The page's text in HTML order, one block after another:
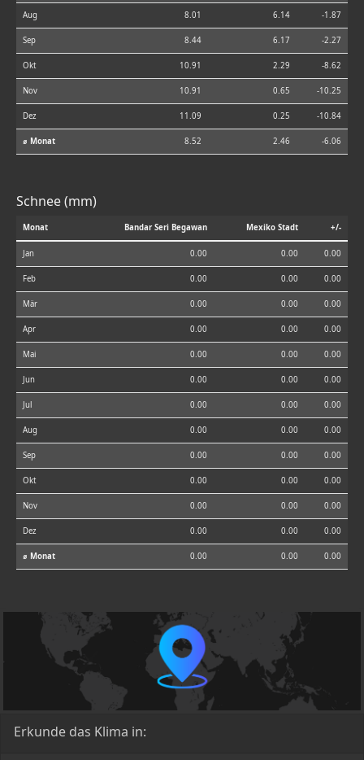
Aug 8.01 6.14 -1.87
Sep 8.44 6.17 -2.27
Okt 10.91 2.29 -8.62
Nov 10.91 0.65 -10.25
Dez 11.09 0.25 -10.84
⌀ Monat 8.52 2.46 -6.06
Schnee (mm)
Monat Bandar Seri Begawan Mexiko Stadt +/-
Jan 0.00 0.00 0.00
Feb 0.00 0.00 0.00
Mär 0.00 0.00 0.00
Apr 0.00 0.00 0.00
Mai 0.00 0.00 0.00
Jun 0.00 0.00 0.00
Jul 0.00 0.00 0.00
Aug 0.00 0.00 0.00
Sep 0.00 0.00 0.00
Okt 0.00 0.00 0.00
Nov 0.00 0.00 0.00
Dez 0.00 0.00 0.00
⌀ Monat 0.00 0.00 0.00
Erkunde das Klima in: